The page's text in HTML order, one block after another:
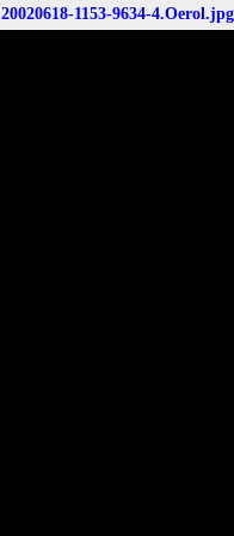
20020618-1153-9634-4.Oerol.jpg